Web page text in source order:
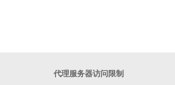
代理服务器访问限制